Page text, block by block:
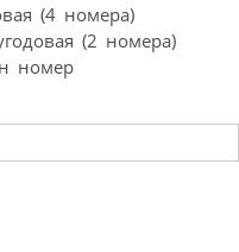
(4 номера)
(2 номера)
номер